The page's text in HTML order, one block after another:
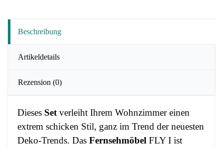
Beschreibung
Artikeldetails
Rezension (0)
Dieses Set verleiht Ihrem Wohnzimmer einen
extrem schicken Stil, ganz im Trend der neuesten
Deko-Trends. Das Fernsehmöbel FLY I ist